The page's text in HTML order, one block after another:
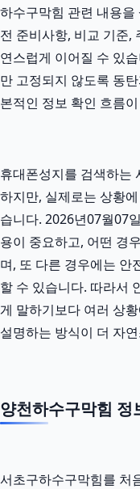
하수구막힘 관련 내용
전 준비사항, 비교 기준,
연스럽게 이어질 수 있
만 고정되지 않도록 동
본적인 정보 확인 흐름
휴대폰성지를 검색하는
하지만, 실제로는 상황
습니다. 2026년07월07
용이 중요하고, 어떤 경
며, 또 다른 경우에는 안
할 수 있습니다. 따라서
게 말하기보다 여러 상
설명하는 방식이 더 자
양천하수구막힘 정
서초구하수구막힘를 처